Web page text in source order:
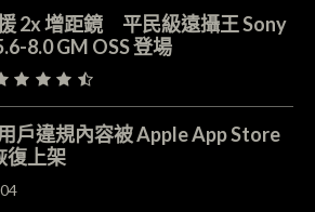
2x 增距鏡 平民級遠攝王 Sony
8.0 GM OSS 登場
戶違規內容被 Apple App Store
復上架